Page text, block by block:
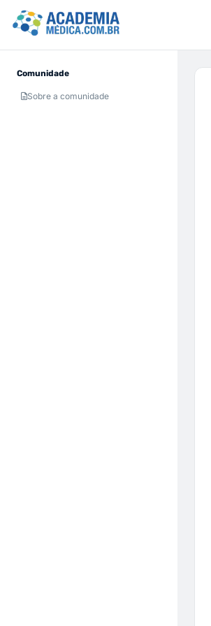
Comunidade
Sobre a comunidade